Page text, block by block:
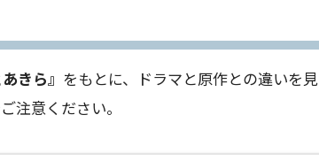
きら』 をもとに、ドラマと原作との違いを見
注意ください。